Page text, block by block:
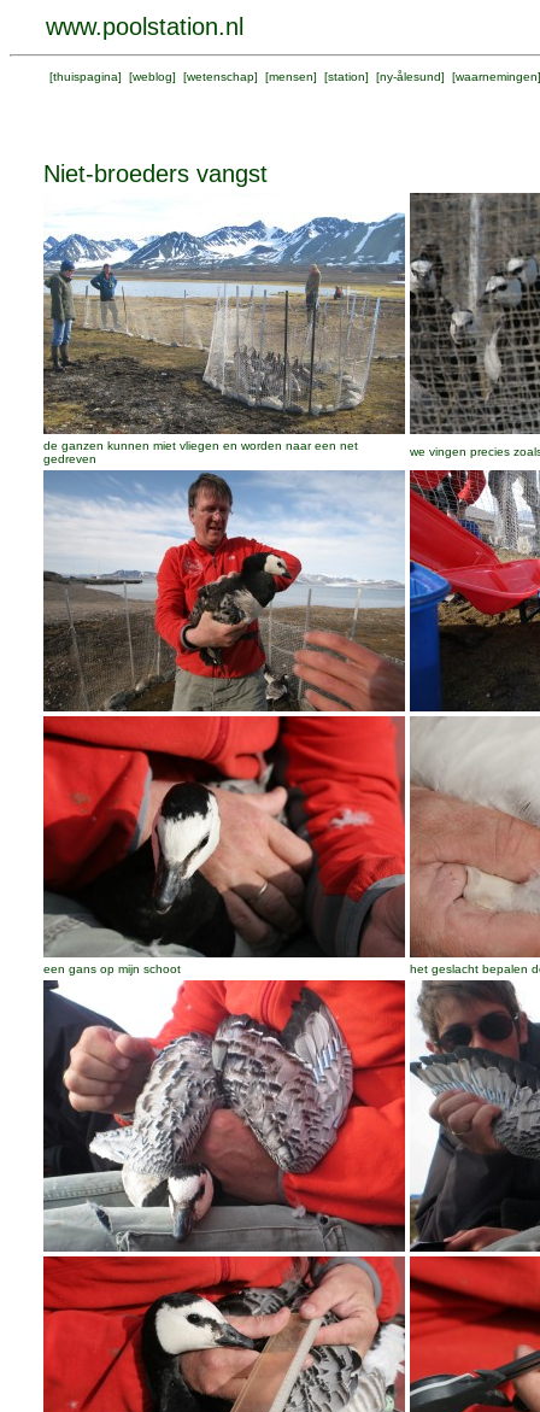
www.poolstation.nl
[thuispagina] [weblog] [wetenschap] [mensen] [station] [ny-ålesund] [waarnemingen
Niet-broeders vangst
de ganzen kunnen miet vliegen en worden naar een net
gedreven
we vingen precies
een gans op mijn schoot het geslacht bepalen